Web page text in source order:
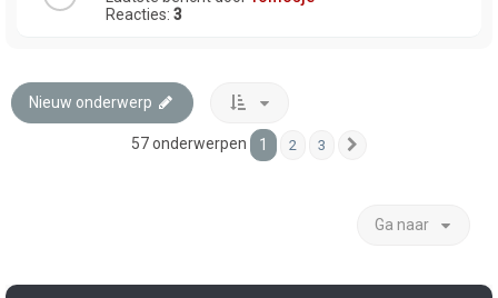
Reacties: 3
Nieuw onderwerp
57 onderwerpen 1 2 3
Ga naar